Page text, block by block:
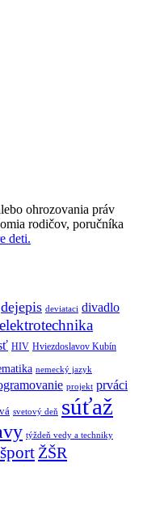
ohrozovania práv
rodičov, poručníka
deti.
dejepis deviataci divadlo
elektrotechnika
HIV Hviezdoslavov Kubín
nemecký jazyk
projekt prváci
svetový deň súťaž
týždeň vedy a techniky
šport ŽŠR